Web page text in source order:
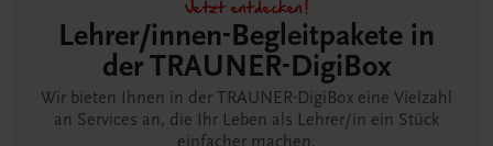
Jetzt entdecken!
Lehrer/innen-Begleitpakete in
der TRAUNER-DigiBox
Wir bieten Ihnen in der TRAUNER-DigiBox eine Vielzahl
an Services an, die Ihr Leben als Lehrer/in ein Stück
einfacher machen.